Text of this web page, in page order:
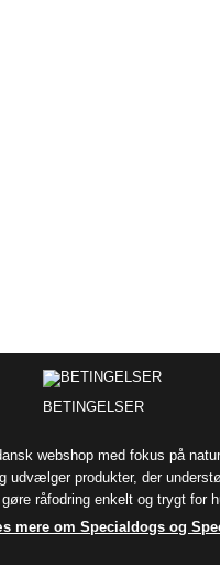
BETINGELSER
webshop med fokus på
produkter, der
råfodring enkelt og trygt for
mere om Specialdogs og